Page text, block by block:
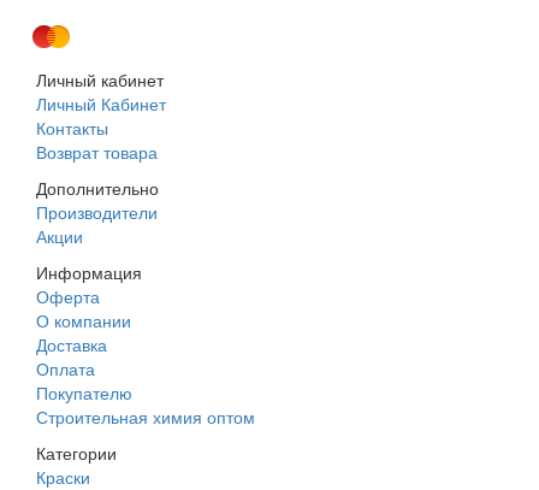
Личный кабинет
Личный Кабинет
Контакты
Возврат товара
Дополнительно
Производители
Акции
Информация
Оферта
О компании
Доставка
Оплата
Покупателю
Строительная химия оптом
Категории
Краски